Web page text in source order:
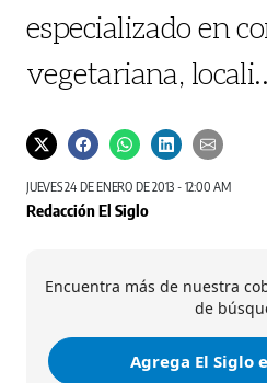
especializado en
vegetariana,
JUEVES 24 DE ENERO DE 2013 - 12:00 AM
Redacción El Siglo
Encuentra más de nuestra
de
Agrega El Siglo